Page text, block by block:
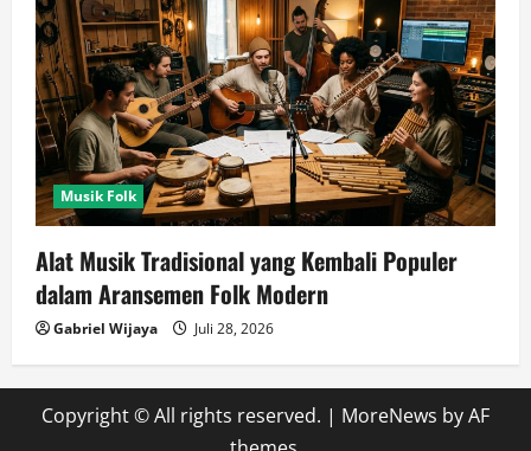
Musik Folk
Alat Musik Tradisional yang Kembali Populer
dalam Aransemen Folk Modern
Gabriel Wijaya Juli 28, 2026
Copyright © All rights reserved. | MoreNews by AF